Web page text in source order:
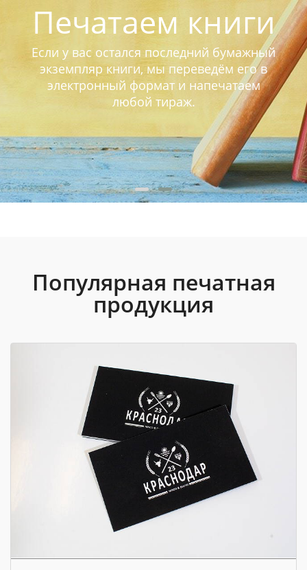
Печатаем книги
Если у вас остался последний бумажный
экземпляр книги, мы переведём его в
электронный формат и напечатаем
любой тираж.
Популярная печатная
продукция